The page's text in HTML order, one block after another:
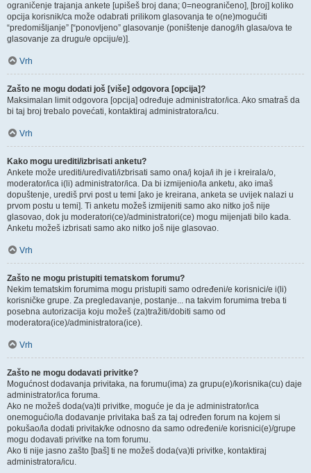
ograničenje trajanja ankete [upišeš broj dana; 0=neograničeno], [broj] koliko
opcija korisnik/ca može odabrati prilikom glasovanja te o(ne)mogućiti
“predomišljanje” [“ponovljeno” glasovanje (poništenje danog/ih glasa/ova te
glasovanje za drugu/e opciju/e)].
Vrh
Zašto ne mogu dodati još [više] odgovora [opcija]?
Maksimalan limit odgovora [opcija] određuje administrator/ica. Ako smatraš da
bi taj broj trebalo povećati, kontaktiraj administratora/icu.
Vrh
Kako mogu urediti/izbrisati anketu?
Ankete može urediti/uređivati/izbrisati samo ona/j koja/i ih je i kreirala/o,
moderator/ica i(li) administrator/ica. Da bi izmijenio/la anketu, ako imaš
dopuštenje, urediš prvi post u temi [ako je kreirana, anketa se uvijek nalazi u
prvom postu u temi]. Ti anketu možeš izmijeniti samo ako nitko još nije
glasovao, dok ju moderatori(ce)/administratori(ce) mogu mijenjati bilo kada.
Anketu možeš izbrisati samo ako nitko još nije glasovao.
Vrh
Zašto ne mogu pristupiti tematskom forumu?
Nekim tematskim forumima mogu pristupiti samo određeni/e korisnici/e i(li)
korisničke grupe. Za pregledavanje, postanje... na takvim forumima treba ti
posebna autorizacija koju možeš (za)tražiti/dobiti samo od
moderatora(ice)/administratora(ice).
Vrh
Zašto ne mogu dodavati privitke?
Mogućnost dodavanja privitaka, na forumu(ima) za grupu(e)/korisnika(cu) daje
administrator/ica foruma.
Ako ne možeš doda(va)ti privitke, moguće je da je administrator/ica
onemogućio/la dodavanje privitaka baš za taj određen forum na kojem si
pokušao/la dodati privitak/ke odnosno da samo određeni/e korisnici(e)/grupe
mogu dodavati privitke na tom forumu.
Ako ti nije jasno zašto [baš] ti ne možeš doda(va)ti privitke, kontaktiraj
administratora/icu.